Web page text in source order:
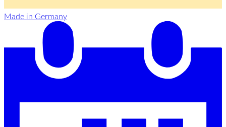
Made in Germany